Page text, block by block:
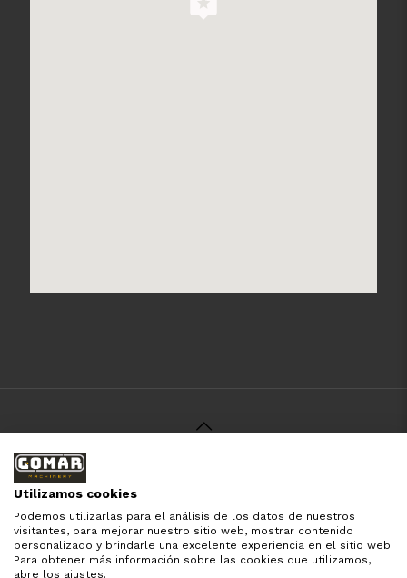
© 2021 Gomar Machinery -
Privacidad
Todas las marcas aquí mencionadas son de simple
referencia, es solo para especificar los productos que
comercializamos y el servicio que brindamos. Nuestra
empresa respeta todos los derechos de marca reservados
Utilizamos cookies
Podemos utilizarlas para el análisis de los datos de nuestros
visitantes, para mejorar nuestro sitio web, mostrar contenido
personalizado y brindarle una excelente experiencia en el sitio web.
Para obtener más información sobre las cookies que utilizamos,
abre los ajustes.